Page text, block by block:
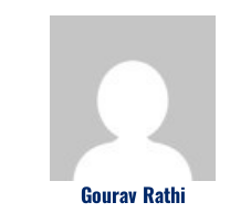
Gourav Rathi